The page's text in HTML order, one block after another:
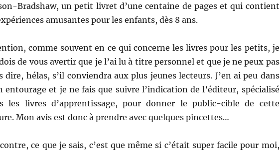
Bradshaw, un petit livret d’une centaine de pages et qui contient
amusantes pour les enfants, dès 8 ans.
comme souvent en ce qui concerne les livres pour les petits, je
de vous avertir que je l’ai lu à titre personnel et que je ne peux pas
dire, hélas, s’il conviendra aux plus jeunes lecteurs. J’en ai peu dans
entourage et je ne fais que suivre l’indication de l’éditeur, spécialisé
les livres d’apprentissage, pour donner le public-cible de cette
Mon avis est donc à prendre avec quelques pincettes…
ce que je sais, c’est que même si c’était super facile pour moi,